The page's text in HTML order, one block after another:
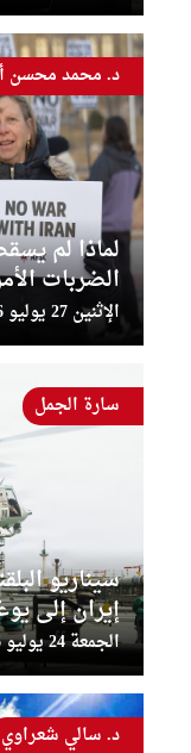
لماذا لم
الضربات
الإثنين 27 يوليو 2026 - 17:22:04
د. محمد محسن
سيناريو
إيران إلى
الجمعة 24 يوليو 2026 - 11:49:32
سارة الجمل
د. سالي شعراوي